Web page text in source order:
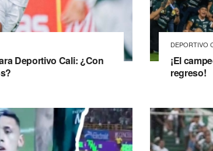
Deportivo Cali: ¿Con
DEPORTIVO
¡El
regreso!